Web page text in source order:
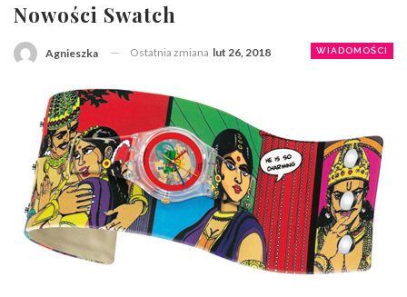
Nowości Swatch
WIADOMOŚCI
Agnieszka Ostatnia zmiana lut 26, 2018